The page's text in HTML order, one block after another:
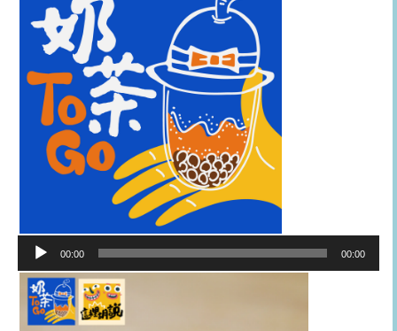
播
器
00:00 00:00